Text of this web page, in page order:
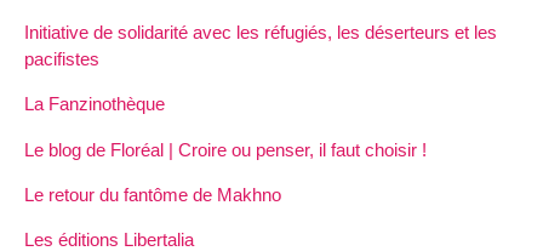
Initiative de solidarité avec les réfugiés, les déserteurs et les
pacifistes
La Fanzinothèque
Le blog de Floréal | Croire ou penser, il faut choisir !
Le retour du fantôme de Makhno
Les éditions Libertalia